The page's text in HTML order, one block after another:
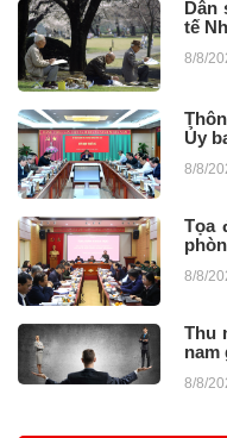
Dân
tế
8/8/
Ủy
8/8/
Tọa
8/8/
Thu
nam
8/8/